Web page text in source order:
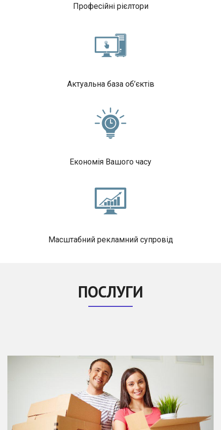
Професійні рієлтори
Актуальна база об’єктів
Економія Вашого часу
Масштабний рекламний супровід
ПОСЛУГИ